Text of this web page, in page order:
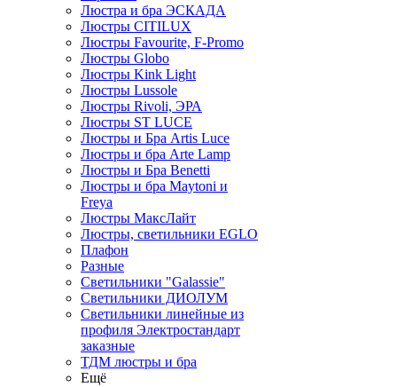
Люстра и бра ЭСКАДА
Люстры CITILUX
Люстры Favourite, F-Promo
Люстры Globo
Люстры Kink Light
Люстры Lussole
Люстры Rivoli, ЭРА
Люстры ST LUCE
Люстры и Бра Artis Luce
Люстры и бра Arte Lamp
Люстры и Бра Benetti
Люстры и бра Maytoni и
Freya
Люстры МаксЛайт
Люстры, светильники EGLO
Плафон
Разные
Светильники "Galassie"
Светильники ДИОЛУМ
Светильники линейные из
профиля Электростандарт
заказные
ТДМ люстры и бра
Ещё